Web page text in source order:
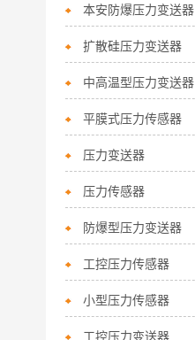
本安防爆压力变送器
扩散硅压力变送器
中高温型压力变送器
平膜式压力传感器
压力变送器
压力传感器
防爆型压力变送器
工控压力传感器
小型压力传感器
工控压力变送器